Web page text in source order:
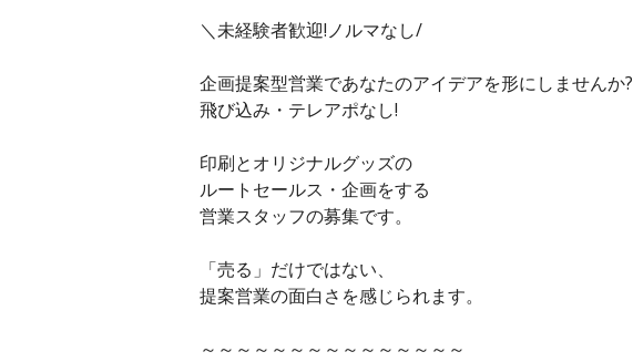
＼未経験者歓迎!ノルマなし/
企画提案型営業であなたのアイデアを形にしませんか?
飛び込み・テレアポなし!
印刷とオリジナルグッズの
ルートセールス・企画をする
営業スタッフの募集です。
「売る」だけではない、
提案営業の面白さを感じられます。
～～～～～～～～～～～～～～～